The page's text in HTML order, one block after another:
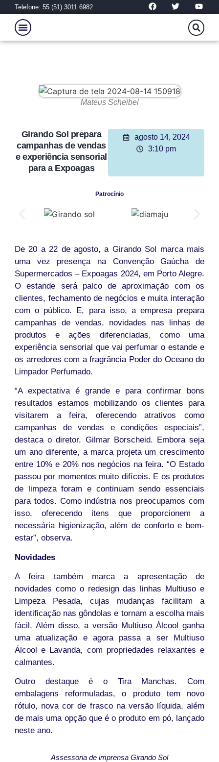
Telefone: 55 (51) 3011 6982
Mateus Scheibel
Girando Sol prepara
campanhas de vendas
e experiência sensorial
para a Expoagas
agosto 14, 2024
3:10 pm
Patrocínio
De 20 a 22 de agosto, a Girando Sol marca mais
uma vez presença na Convenção Gaúcha de
Supermercados – Expoagas 2024, em Porto Alegre.
O estande será palco de aproximação com os
clientes, fechamento de negócios e muita interação
com o público. E, para isso, a empresa prepara
campanhas de vendas, novidades nas linhas de
produtos e ações diferenciadas, como uma
experiência sensorial que vai perfumar o estande e
os arredores com a fragrância Poder do Oceano do
Limpador Perfumado.
“A expectativa é grande e para confirmar bons
resultados estamos mobilizando os clientes para
visitarem a feira, oferecendo atrativos como
campanhas de vendas e condições especiais”,
destaca o diretor, Gilmar Borscheid. Embora seja
um ano diferente, a marca projeta um crescimento
entre 10% e 20% nos negócios na feira. “O Estado
passou por momentos muito difíceis. E os produtos
de limpeza foram e continuam sendo essenciais
para todos. Como indústria nos preocupamos com
isso, oferecendo itens que proporcionem a
necessária higienização, além de conforto e bem-
estar”, observa.
Novidades
A feira também marca a apresentação de
novidades como o redesign das linhas Multiuso e
Limpeza Pesada, cujas mudanças facilitam a
identificação nas gôndolas e tornam a escolha mais
fácil. Além disso, a versão Multiuso Álcool ganha
uma atualização e agora passa a ser Multiuso
Álcool e Lavanda, com propriedades relaxantes e
calmantes.
Outro destaque é o Tira Manchas. Com
embalagens reformuladas, o produto tem novo
rótulo, nova cor de frasco na versão líquida, além
de mais uma opção que é o produto em pó, lançado
neste ano.
Assessoria de imprensa Girando Sol